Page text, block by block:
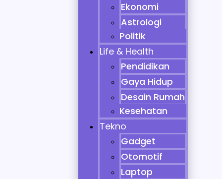
Ekonomi
Astrologi
Politik
Life & Health
Pendidikan
Gaya Hidup
Desain Rumah
Kesehatan
Tekno
Gadget
Otomotif
Laptop